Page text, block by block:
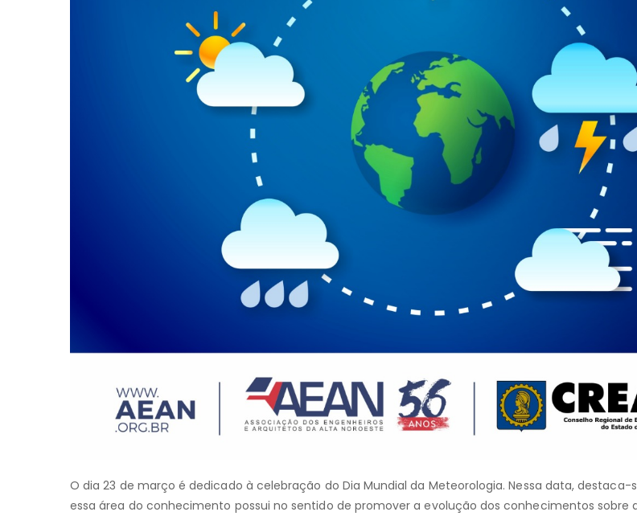
O dia 23 de março é dedicado à celebração do Dia Mundial da Meteorologia. Nessa data,
essa área do conhecimento possui no sentido de promover a evolução dos conhecimentos sobre